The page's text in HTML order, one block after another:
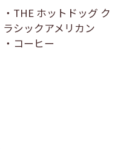
・THE ホットドッグ ク
ラシックアメリカン
・コーヒー